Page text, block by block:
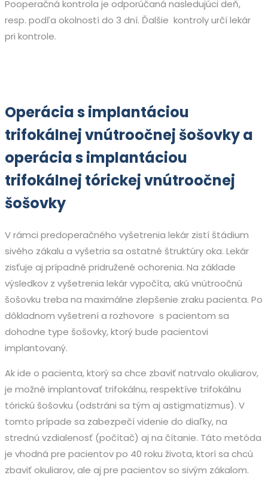
Pooperačná kontrola je odporúčaná nasledujúci deň,
resp. podľa okolností do 3 dní. Ďalšie kontroly určí lekár
pri kontrole.
Operácia s implantáciou
trifokálnej vnútroočnej šošovky a
operácia s implantáciou
trifokálnej tórickej vnútroočnej
šošovky
V rámci predoperačného vyšetrenia lekár zistí štádium
sivého zákalu a vyšetria sa ostatné štruktúry oka. Lekár
zisťuje aj prípadné pridružené ochorenia. Na základe
výsledkov z vyšetrenia lekár vypočíta, akú vnútroočnú
šošovku treba na maximálne zlepšenie zraku pacienta. Po
dôkladnom vyšetrení a rozhovore s pacientom sa
dohodne type šošovky, ktorý bude pacientovi
implantovaný.
Ak ide o pacienta, ktorý sa chce zbaviť natrvalo okuliarov,
je možné implantovať trifokálnu, respektíve trifokálnu
tórickú šošovku (odstráni sa tým aj astigmatizmus). V
tomto prípade sa zabezpečí videnie do diaľky, na
strednú vzdialenosť (počítač) aj na čítanie. Táto metóda
je vhodná pre pacientov po 40 roku života, ktorí sa chcú
zbaviť okuliarov, ale aj pre pacientov so sivým zákalom.